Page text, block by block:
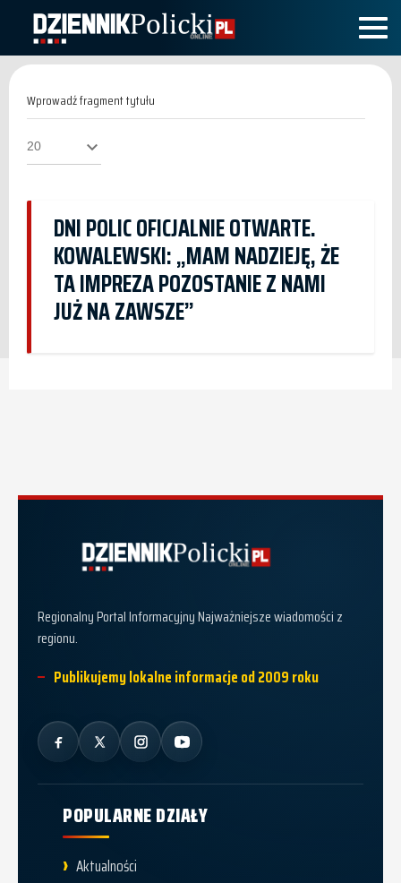
Wprowadź
fragment
tytułu
Pokaż
#
DNI POLIC OFICJALNIE OTWARTE.
KOWALEWSKI: „MAM NADZIEJĘ, ŻE
TA IMPREZA POZOSTANIE Z NAMI
JUŻ NA ZAWSZE”
Regionalny Portal Informacyjny Najważniejsze wiadomości z
regionu.
Publikujemy lokalne informacje od 2009 roku
POPULARNE DZIAŁY
Aktualności